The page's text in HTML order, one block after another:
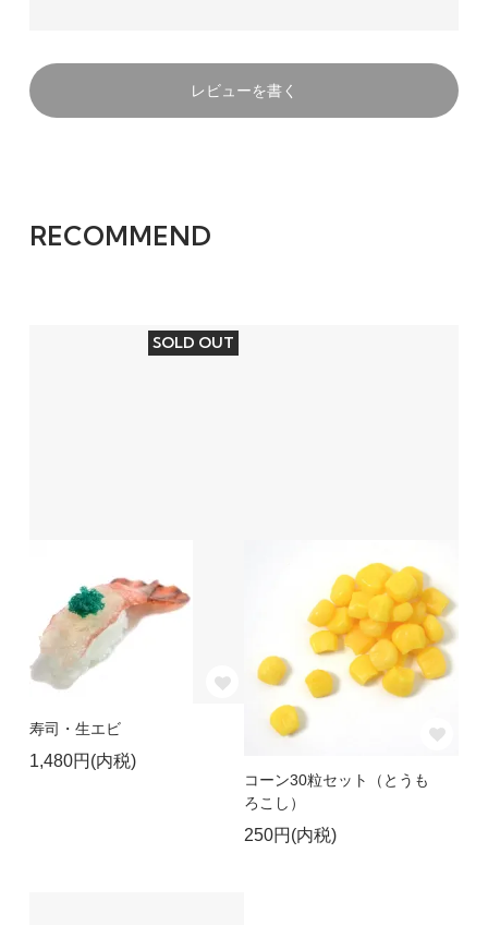
レビューを書く
RECOMMEND
SOLD OUT
寿司・生エビ
1,480円(内税)
コーン30粒セット（とうも
ろこし）
250円(内税)